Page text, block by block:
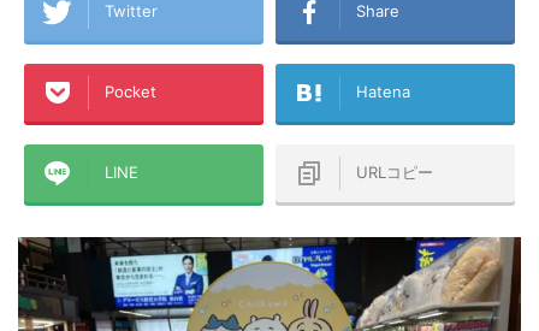
Twitter Share
Pocket Hatena
LINE URLコピー